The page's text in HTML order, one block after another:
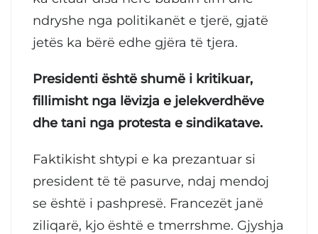
ndryshe nga politikanët e tjerë, gjatë
jetës ka bërë edhe gjëra të tjera.
Presidenti është shumë i kritikuar,
fillimisht nga lëvizja e jelekverdhëve
dhe tani nga protesta e sindikatave.
Faktikisht shtypi e ka prezantuar si
president të të pasurve, ndaj mendoj
se është i pashpresë. Francezët janë
ziliqarë, kjo është e tmerrshme. Gjyshja